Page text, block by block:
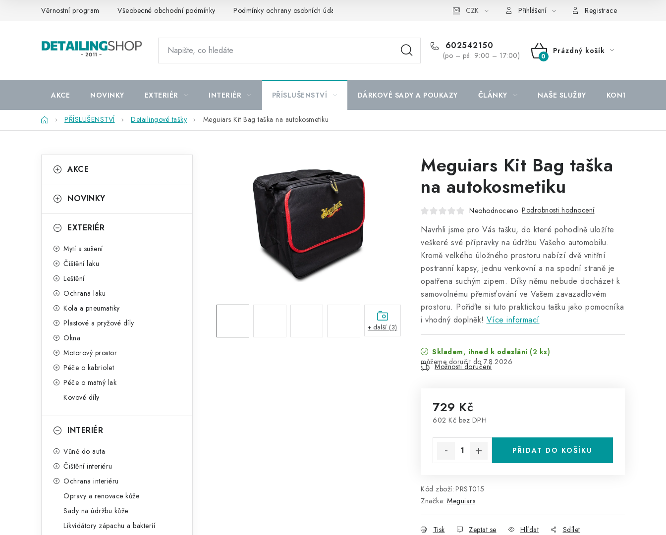
Věrnostní program Všeobecné obchodní podmínky Podmínky ochrany osobních údajů CZK Přihlášení Registrace
602542150
(po – pá: 9:00 – 17:00)
NÁKUPNÍ
Prázdný košík
AKCE NOVINKY EXTERIÉR INTERIÉR PŘÍSLUŠENSTVÍ DÁRKOVÉ SADY A POUKAZY ČLÁNKY NAŠE SLUŽBY KONTAKTY
DomůPŘÍSLUŠENSTVÍ Detailingové tašky Meguiars Kit Bag taška na autokosmetiku
o
t
kategorie
a
e
AKCE
NOVINKY
EXTERIÉR
Mytí a sušení
Čištění laku
Leštění
Ochrana laku
Kola a pneumatiky
Plastové a pryžové díly
Okna
Motorový prostor
Péče o kabriolet
Péče o matný lak
Kovové díly
INTERIÉR
Vůně do auta
Čištění interiéru
Ochrana interiéru
Opravy a renovace kůže
Sady na údržbu kůže
Likvidátory zápachu a bakterií
Meguiars Kit Bag taška
na autokosmetiku
Neohodnoceno Podrobnosti hodnocení
Navrhli jsme pro Vás tašku, do které pohodlně uložíte
veškeré své přípravky na údržbu Vašeho automobilu.
Kromě velkého úložného prostoru nabízí dvě vnitřní
postranní kapsy, jednu venkovní a na spodní straně je
opatřena suchým zipem. Díky němu nebude docházet k
samovolnému přemisťování ve Vašem zavazadlovém
prostoru. Pořiďte si tuto praktickou tašku jako pomocníka
i vhodný doplněk! Více informací
Skladem, ihned k odeslání (2 ks)
7.8.2026
Možnosti doručení
729 Kč
602 Kč bez DPH
PŘIDAT DO KOŠÍKU
Kód zboží: PRST015
Značka: Meguiars
Tisk Zeptat se Hlídat Sdílet
+ další (3)